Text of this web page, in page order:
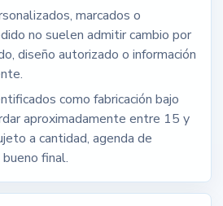
marcados o
no suelen admitir cambio por
diseño autorizado o información
como fabricación bajo
aproximadamente entre 15 y
a cantidad, agenda de
final.